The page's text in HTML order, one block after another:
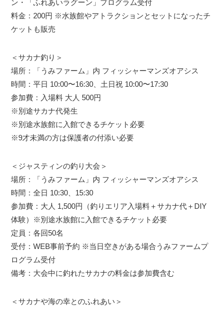
ン・「ふれあいラグーン」プログラム受付
料金：200円 ※水族館やアトラクションとセットになったチ
ケットも販売
＜サカナ釣り＞
場所：「うみファーム」内 フィッシャーマンズオアシス
時間：平日 10:00〜16:30、土日祝 10:00〜17:30
参加費：入場料 大人 500円
※別途サカナ代発生
※別途水族館に入館できるチケット必要
※9才未満の方は保護者の付添い必要
＜ジャスティンの釣り大会＞
場所：「うみファーム」内 フィッシャーマンズオアシス
時間：全日 10:30、15:30
参加費：大人 1,500円（釣りエリア入場料＋サカナ代＋DIY
体験）※別途水族館に入館できるチケット必要
定員：各回50名
受付：WEB事前予約 ※当日空きがある場合うみファームプ
ログラム受付
備考：大会中に釣れたサカナの料金は参加費含む
＜サカナや海の幸とのふれあい＞